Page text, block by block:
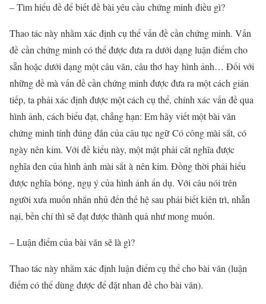
– Tìm hiểu đề để biết đề bài yêu cầu chứng minh điều gì?
Thao tác này nhằm xác định cụ thể vấn đề cần chứng minh. Vấn
đề cần chứng minh có thể được đưa ra dưới dạng luận điểm cho
sẵn hoặc dưới dạng một câu văn, câu thơ hay hình ảnh… Đối với
những đề mà vấn đề cần chứng minh được đưa ra một cách gián
tiếp, ta phải xác định được một cách cụ thể, chính xác vấn đề qua
hình ảnh, cách biểu đạt, chẳng hạn: Em hãy viết một bài văn
chứng minh tính đúng đắn của câu tục ngữ Có công mài sắt, có
ngày nên kim. Với đề kiểu này, một mặt phải cắt nghĩa được
nghĩa đen của hình ảnh mài sắt à nên kim. Đồng thời phải hiểu
được nghĩa bóng, ngụ ý của hình ảnh ẩn dụ. Với câu nói trên
người xưa muốn nhắn nhủ đến thế hệ sau phải biết kiên trì, nhẫn
nại, bền chí thì sẽ đạt được thành quả như mong muốn.
– Luận điểm của bài văn sẽ là gì?
Thao tác này nhằm xác định luận điểm cụ thể cho bài văn (luận
điểm có thể dùng được để đặt nhan đề cho bài văn).